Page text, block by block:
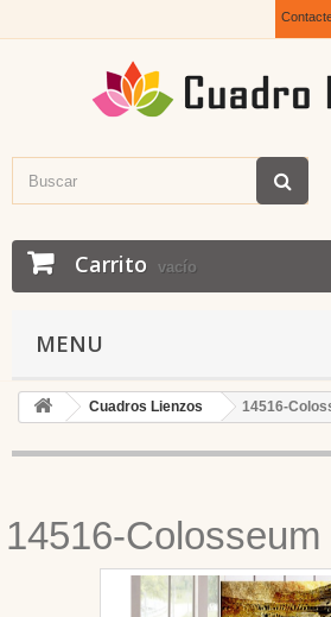
Carrito vacío
MENU
Cuadros Lienzos 14516-
14516-Colosseum